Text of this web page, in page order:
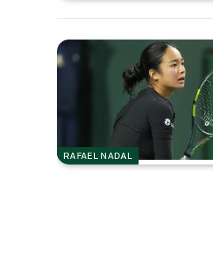
RAFAEL NADAL